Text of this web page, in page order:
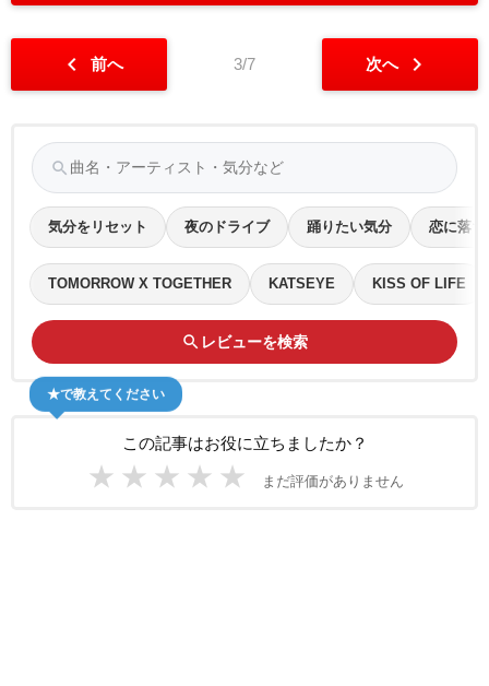
chevron_left 前へ 3/7 次へ chevron_right
search
気分をリセット 夜のドライブ 踊りたい気分 恋に落ち
TOMORROW X TOGETHER KATSEYE KISS OF LIFE
search レビューを検索
この記事はお役に立ちましたか？
★ ★ ★ ★ ★ まだ評価がありません
★で教えてください